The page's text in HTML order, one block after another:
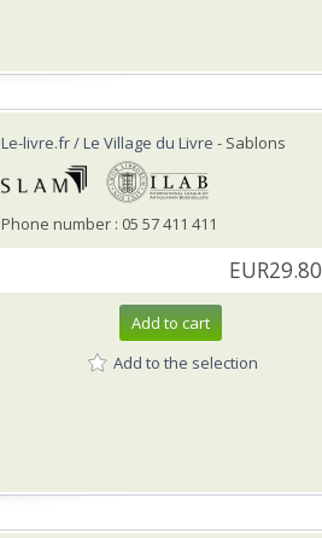
Le-livre.fr / Le Village du Livre - Sablons
Phone number : 05 57 411 411
EUR29.80
Add to cart
Add to the selection